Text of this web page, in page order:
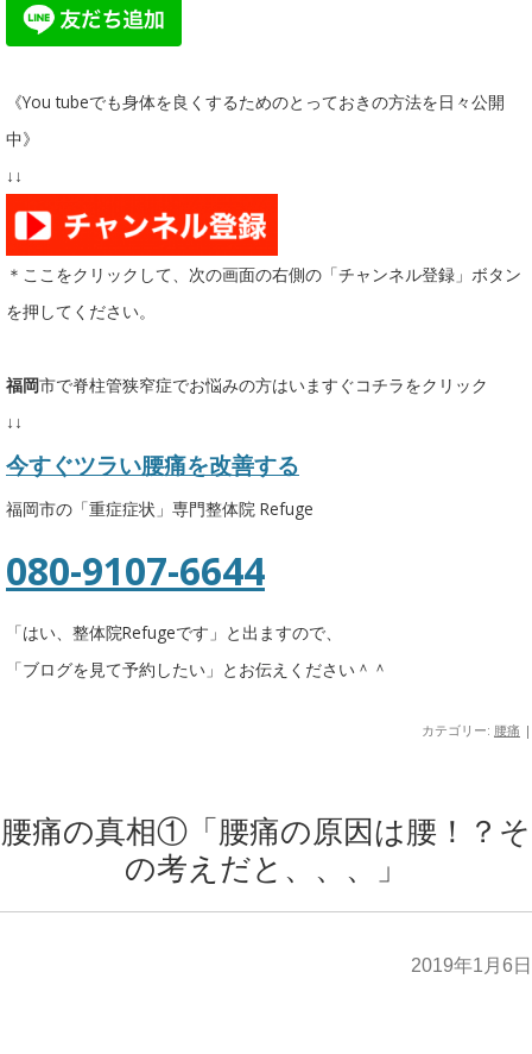
《You tubeでも身体を良くするためのとっておきの方法を日々公開
中》
↓↓
＊ここをクリックして、次の画面の右側の「チャンネル登録」ボタン
を押してください。
福岡市で脊柱管狭窄症でお悩みの方はいますぐコチラをクリック
↓↓
今すぐツラい腰痛を改善する
福岡市の「重症症状」専門整体院 Refuge
080-9107-6644
「はい、整体院Refugeです」と出ますので、
「ブログを見て予約したい」とお伝えください＾＾
カテゴリー: 腰痛 |
腰痛の真相①「腰痛の原因は腰！？そ
の考えだと、、、」
2019年1月6日